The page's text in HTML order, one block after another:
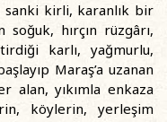
sanki kirli, karanlık bir
soğuk, hırçın rüzgârı,
karlı, yağmurlu,
Maraş’a uzanan
alan, yıkımla enkaza
köylerin, yerleşim